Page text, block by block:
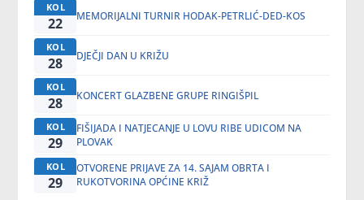
KOL
22 MEMORIJALNI TURNIR HODAK-PETRLIĆ-DED-KOS
KOL
28 DJEČJI DAN U KRIŽU
KOL
28 KONCERT GLAZBENE GRUPE RINGIŠPIL
KOL
29
FIŠIJADA I NATJECANJE U LOVU RIBE UDICOM NA
PLOVAK
KOL
29
OTVORENE PRIJAVE ZA 14. SAJAM OBRTA I
RUKOTVORINA OPĆINE KRIŽ